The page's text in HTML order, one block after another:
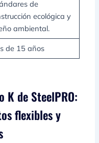
de
ecológica y
ambiental.
de 15 años
K de SteelPRO:
flexibles y